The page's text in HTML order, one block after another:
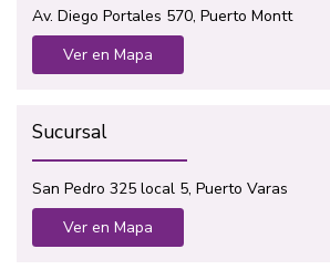
Av. Diego Portales 570, Puerto Montt
Ver en Mapa
Sucursal
San Pedro 325 local 5, Puerto Varas
Ver en Mapa